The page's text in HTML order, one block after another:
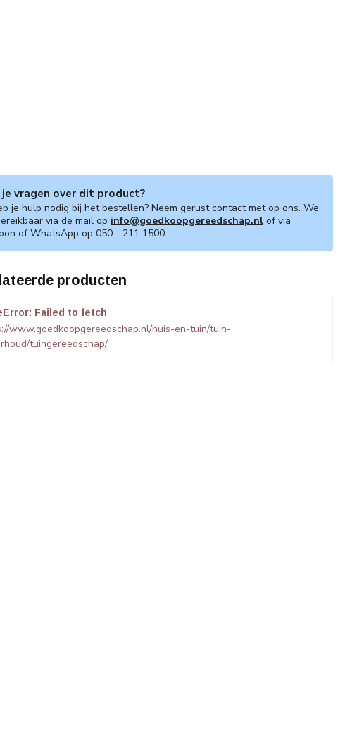
je vragen over dit product?
je hulp nodig bij het bestellen? Neem gerust contact met op ons. We
via de mail op info@goedkoopgereedschap.nl of via
of WhatsApp op 050 - 211 1500.
producten
Failed to fetch
www.goedkoopgereedschap.nl/huis-en-tuin/tuin-
tuingereedschap/